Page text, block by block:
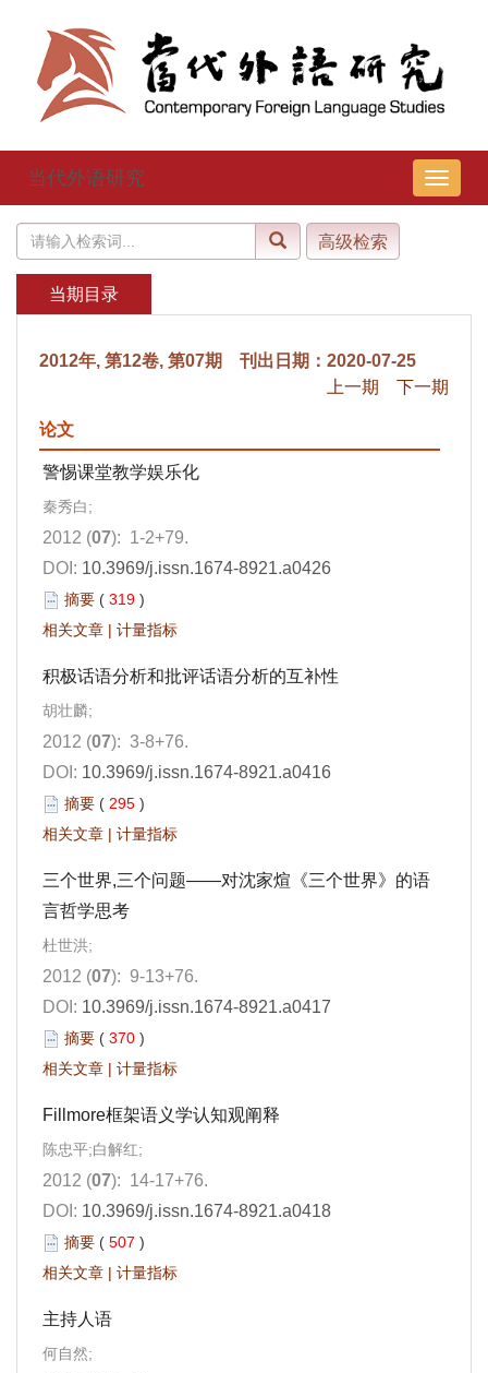
导
航
当代外语研究
当期目录
2012年, 第12卷, 第07期 刊出日期：2020-07-25
上一期
下一期
论文
警惕课堂教学娱乐化
秦秀白;
2012 (07): 1-2+79.
DOI: 10.3969/j.issn.1674-8921.a0426
摘要 ( 319 )
相关文章 | 计量指标
积极话语分析和批评话语分析的互补性
胡壮麟;
2012 (07): 3-8+76.
DOI: 10.3969/j.issn.1674-8921.a0416
摘要 ( 295 )
相关文章 | 计量指标
三个世界,三个问题——对沈家煊《三个世界》的语
言哲学思考
杜世洪;
2012 (07): 9-13+76.
DOI: 10.3969/j.issn.1674-8921.a0417
摘要 ( 370 )
相关文章 | 计量指标
Fillmore框架语义学认知观阐释
陈忠平;白解红;
2012 (07): 14-17+76.
DOI: 10.3969/j.issn.1674-8921.a0418
摘要 ( 507 )
相关文章 | 计量指标
主持人语
何自然;